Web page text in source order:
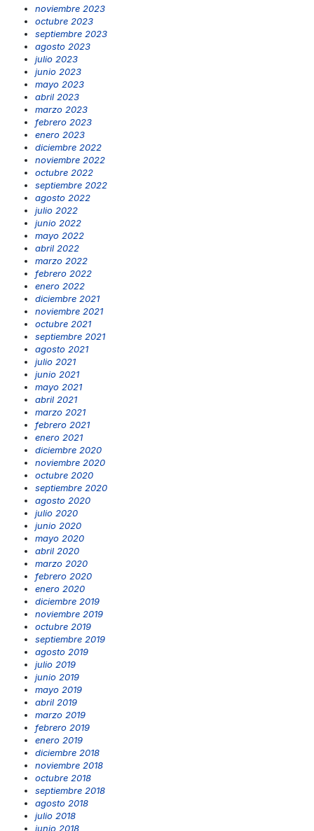
noviembre 2023
octubre 2023
septiembre 2023
agosto 2023
julio 2023
junio 2023
mayo 2023
abril 2023
marzo 2023
febrero 2023
enero 2023
diciembre 2022
noviembre 2022
octubre 2022
septiembre 2022
agosto 2022
julio 2022
junio 2022
mayo 2022
abril 2022
marzo 2022
febrero 2022
enero 2022
diciembre 2021
noviembre 2021
octubre 2021
septiembre 2021
agosto 2021
julio 2021
junio 2021
mayo 2021
abril 2021
marzo 2021
febrero 2021
enero 2021
diciembre 2020
noviembre 2020
octubre 2020
septiembre 2020
agosto 2020
julio 2020
junio 2020
mayo 2020
abril 2020
marzo 2020
febrero 2020
enero 2020
diciembre 2019
noviembre 2019
octubre 2019
septiembre 2019
agosto 2019
julio 2019
junio 2019
mayo 2019
abril 2019
marzo 2019
febrero 2019
enero 2019
diciembre 2018
noviembre 2018
octubre 2018
septiembre 2018
agosto 2018
julio 2018
junio 2018